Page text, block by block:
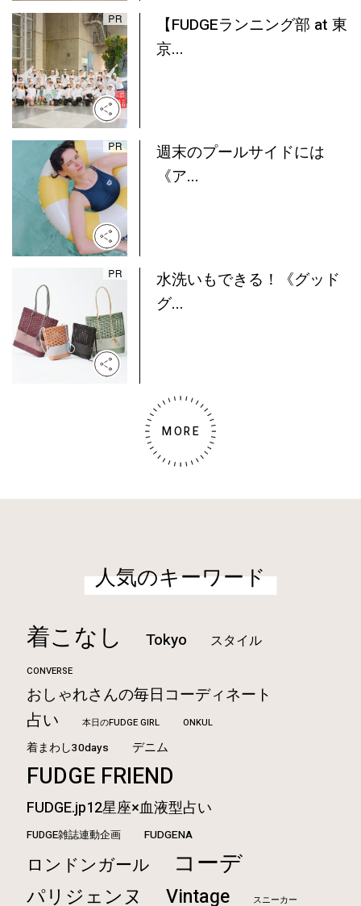
【FUDGEランニング部 at 東
京...
週末のプールサイドには
《ア...
水洗いもできる！《グッド
グ...
MORE
人気のキーワード
着こなし Tokyo スタイル
CONVERSE
おしゃれさんの毎日コーディネート
占い 本日のFUDGE GIRL ONKUL
着まわし30days デニム
FUDGE FRIEND
FUDGE.jp12星座×血液型占い
FUDGE雑誌連動企画 FUDGENA
ロンドンガール コーデ
パリジェンヌ Vintage スニーカー